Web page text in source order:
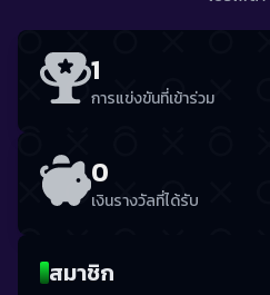
1
การแข่งขันที่เข้าร่วม
0
เงินรางวัลที่ได้รับ
สมาชิก